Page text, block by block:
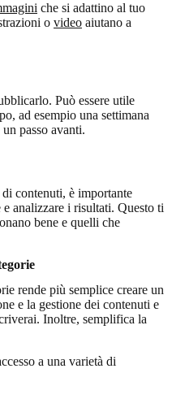
che si adattino al tuo
o video aiutano a
Può essere utile
ad esempio una settimana
passo avanti.
contenuti, è importante
e analizzare i risultati. Questo ti
bene e quelli che
rende più semplice creare un
e la gestione dei contenuti e
Inoltre, semplifica la
a una varietà di